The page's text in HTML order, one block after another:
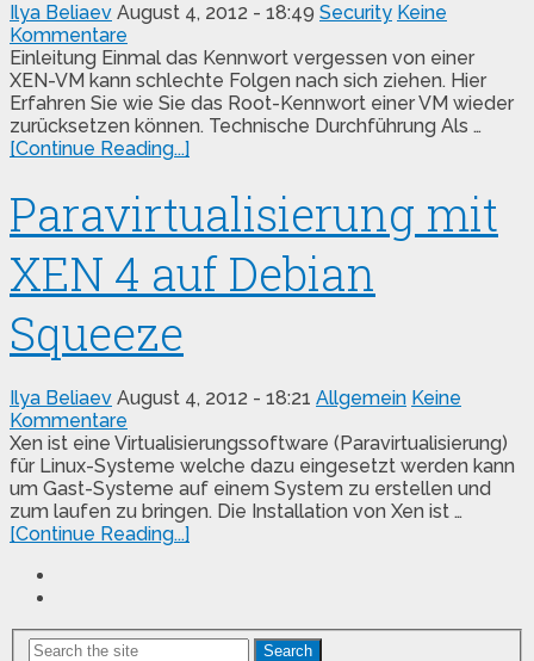
Ilya Beliaev August 4, 2012 - 18:49 Security Keine
Kommentare
Einleitung Einmal das Kennwort vergessen von einer
XEN-VM kann schlechte Folgen nach sich ziehen. Hier
Erfahren Sie wie Sie das Root-Kennwort einer VM wieder
zurücksetzen können. Technische Durchführung Als …
[Continue Reading...]
Paravirtualisierung mit
XEN 4 auf Debian
Squeeze
Ilya Beliaev August 4, 2012 - 18:21 Allgemein Keine
Kommentare
Xen ist eine Virtualisierungssoftware (Paravirtualisierung)
für Linux-Systeme welche dazu eingesetzt werden kann
um Gast-Systeme auf einem System zu erstellen und
zum laufen zu bringen. Die Installation von Xen ist …
[Continue Reading...]
Search